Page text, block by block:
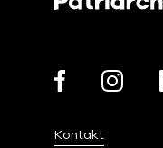
Kontakt